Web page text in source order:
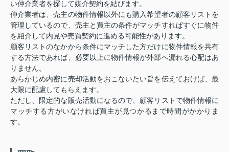
い仲介業者を探して媒介契約を結びます。
仲介業者は、売主の物件情報以外にも購入希望者の顧客リストを
管理しているので、売主と買主の条件がマッチすればすぐに物件
を紹介して内見や売買契約に進める可能性があります。
顧客リストのなかから条件にマッチした方だけに物件情報を共有
する方法であれば、必要以上に物件情報が外部へ漏れる心配はあ
りません。
あらかじめ内密に売却活動をおこないたい旨を伝えておけば、最
大限に配慮してもらえます。
ただし、限定的な販売活動になるので、顧客リストで物件情報に
マッチする方がいなければ買主が見つかるまで時間がかかりま
す。